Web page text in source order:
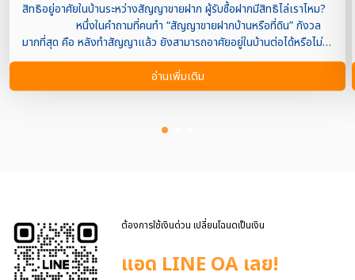
สิทธิอยู่อาศัยในบ้านระหว่างสัญญาขายฝาก ผู้รับซื้อฝากมีสิทธิไล่เราไหม?
หนึ่งในคำถามที่คนทำ “สัญญาขายฝากบ้านหรือที่ดิน” กังวล
มากที่สุด คือ หลังทำสัญญาแล้ว ยังสามารถอาศัยอยู่ในบ้านต่อได้หรือไม่?
และผู้รับซื้อฝากมีสิทธิ “ไล่ออกจากบ้าน” ได้ทันทีหรือเปล่า?
แม้การขายฝากจะเป็นธุรกรรมที่กรรมสิทธิ์โอนไปยังผู้รับซื้อฝากแล้ว แต่
เรื่อง “สิทธิการอยู่อาศัย” ยังขึ้นอยู่กับรายละเอียดในสัญญาและข้อ
อะไร? “ขายฝาก” คือ การขายทรัพย์สินโดยมีเงื่อนไขว่า
ตอบคือ “อยู่ได้” หากมีการตกลงกันไว้ แม้กรรมสิทธิ์จะเป็นของผู้รับซื้อฝาก
แล้ว แต่ในทางปฏิบัติ ผู้ขายฝ […]
อ่านเพิ่มเติม
ต้องการใช้เงินด่วน เปลี่ยนโฉนดเป็นเงิน
แอด LINE OA เลย!